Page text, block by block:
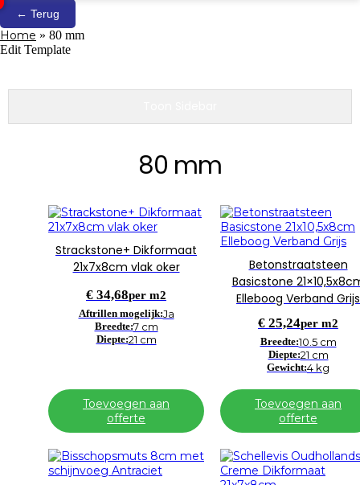
← Terug
Home » 80 mm
Edit Template
80 mm
Strackstone+ Dikformaat
21x7x8cm vlak oker
€ 34,68per m2
Aftrillen mogelijk:Ja
Breedte:7 cm
Diepte:21 cm
Toevoegen aan
offerte
Betonstraatsteen
Basicstone
Elleboog Verband Grijs
€ 25,24per m2
Breedte:10.5 cm
Diepte:21 cm
Gewicht:4 kg
Toevoegen aan
offerte